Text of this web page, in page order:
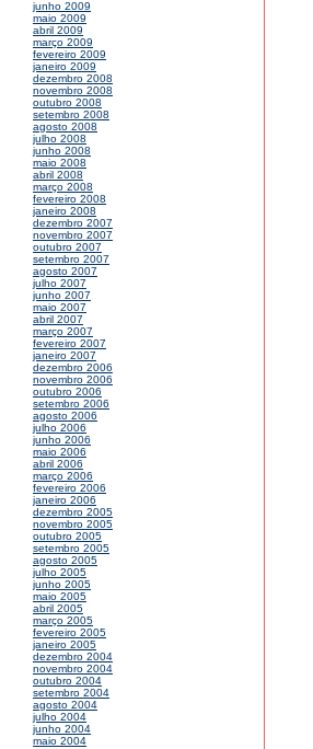
junho 2009
maio 2009
abril 2009
março 2009
fevereiro 2009
janeiro 2009
dezembro 2008
novembro 2008
outubro 2008
setembro 2008
agosto 2008
julho 2008
junho 2008
maio 2008
abril 2008
março 2008
fevereiro 2008
janeiro 2008
dezembro 2007
novembro 2007
outubro 2007
setembro 2007
agosto 2007
julho 2007
junho 2007
maio 2007
abril 2007
março 2007
fevereiro 2007
janeiro 2007
dezembro 2006
novembro 2006
outubro 2006
setembro 2006
agosto 2006
julho 2006
junho 2006
maio 2006
abril 2006
março 2006
fevereiro 2006
janeiro 2006
dezembro 2005
novembro 2005
outubro 2005
setembro 2005
agosto 2005
julho 2005
junho 2005
maio 2005
abril 2005
março 2005
fevereiro 2005
janeiro 2005
dezembro 2004
novembro 2004
outubro 2004
setembro 2004
agosto 2004
julho 2004
junho 2004
maio 2004